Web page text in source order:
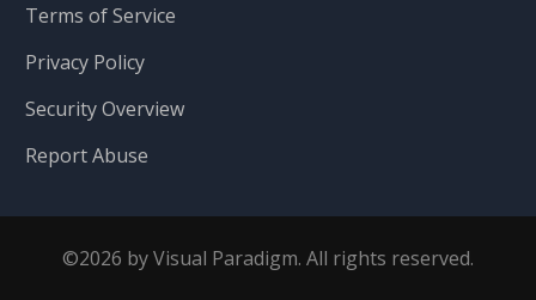
Terms of Service
Privacy Policy
Security Overview
Report Abuse
©2026 by Visual Paradigm. All rights reserved.